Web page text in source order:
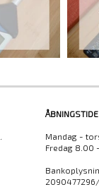
Mandag -
Fredag 8.00